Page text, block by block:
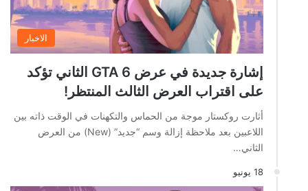
الاخبار
إشارة جديدة في عرض GTA 6 الثاني تؤكد
على اقتراب العرض الثالث المنتظر!
أثارت روكستار موجة من الحماس والتكهنات في الوقت ذاته بين
اللاعبين بعد ملاحظة إزالة وسم “جديد” (New) من العرض
الثاني…
18 يونيو